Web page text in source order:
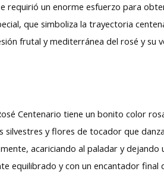
requirió un enorme esfuerzo para
que simboliza la trayectoria
frutal y mediterránea del rosé y su
Centenario tiene un bonito color
silvestres y flores de tocador que
acariciando al paladar y
equilibrado y con un encantador